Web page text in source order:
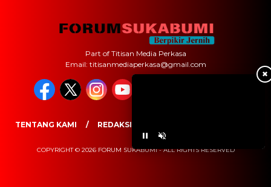
✖
Part of Titisan Media Perkasa
Email: titisanmediaperkasa@gmail.com
TENTANG KAMI REDAKSI
COPYRIGHT © 2026 FORUM SUKABUMI - ALL RIGHTS RESERVED